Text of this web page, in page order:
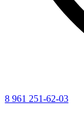
8 961 251-62-03